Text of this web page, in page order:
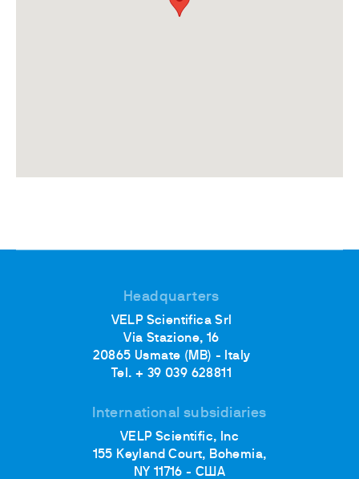
Headquarters
VELP Scientifica Srl
Via Stazione, 16
20865 Usmate (MB) - Italy
Tel. + 39 039 628811
International subsidiaries
VELP Scientific, Inc
155 Keyland Court, Bohemia,
NY 11716 - США